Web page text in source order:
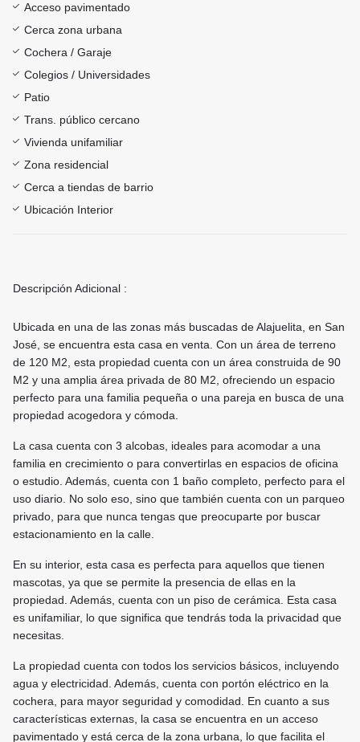
Acceso pavimentado
Cerca zona urbana
Cochera / Garaje
Colegios / Universidades
Patio
Trans. público cercano
Vivienda unifamiliar
Zona residencial
Cerca a tiendas de barrio
Ubicación Interior
Descripción Adicional :
Ubicada en una de las zonas más buscadas de Alajuelita, en San
José, se encuentra esta casa en venta. Con un área de terreno
de 120 M2, esta propiedad cuenta con un área construida de 90
M2 y una amplia área privada de 80 M2, ofreciendo un espacio
perfecto para una familia pequeña o una pareja en busca de una
propiedad acogedora y cómoda.
La casa cuenta con 3 alcobas, ideales para acomodar a una
familia en crecimiento o para convertirlas en espacios de oficina
o estudio. Además, cuenta con 1 baño completo, perfecto para el
uso diario. No solo eso, sino que también cuenta con un parqueo
privado, para que nunca tengas que preocuparte por buscar
estacionamiento en la calle.
En su interior, esta casa es perfecta para aquellos que tienen
mascotas, ya que se permite la presencia de ellas en la
propiedad. Además, cuenta con un piso de cerámica. Esta casa
es unifamiliar, lo que significa que tendrás toda la privacidad que
necesitas.
La propiedad cuenta con todos los servicios básicos, incluyendo
agua y electricidad. Además, cuenta con portón eléctrico en la
cochera, para mayor seguridad y comodidad. En cuanto a sus
características externas, la casa se encuentra en un acceso
pavimentado y está cerca de la zona urbana, lo que facilita el